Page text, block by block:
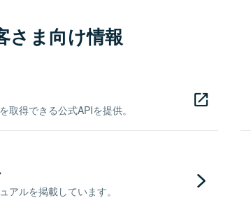
さま向け情報
取得できる公式APIを提供。
アルを掲載しています。